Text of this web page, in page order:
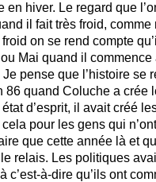
en hiver. Le regard que
il fait très froid,
on se rend compte
Mai quand il
Je pense que l’histoire se
86 quand Coluche a crée
d’esprit, il avait créé
pour les gens qui
que cette année là et
relais. Les politiques
c’est-à-dire qu’ils ont